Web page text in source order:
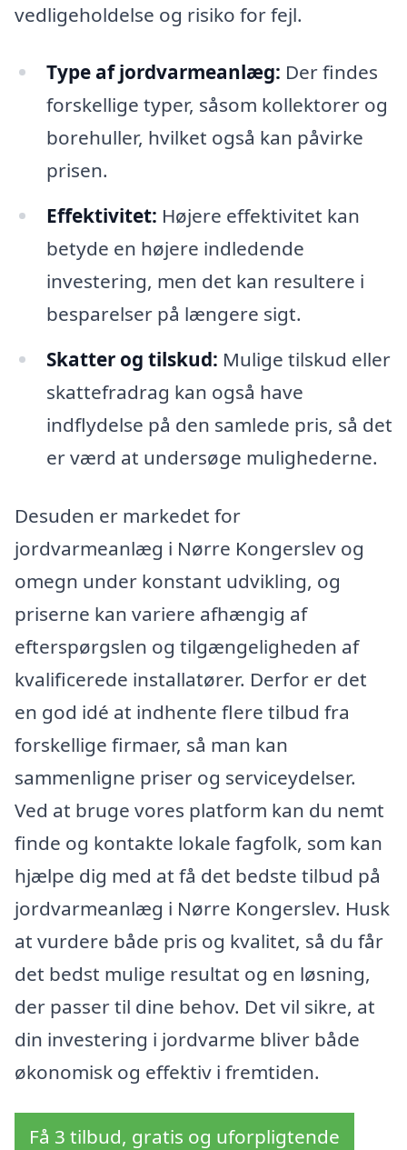
vedligeholdelse og risiko for fejl.
Type af jordvarmeanlæg: Der findes
forskellige typer, såsom kollektorer og
borehuller, hvilket også kan påvirke
prisen.
Effektivitet: Højere effektivitet kan
betyde en højere indledende
investering, men det kan resultere i
besparelser på længere sigt.
Skatter og tilskud: Mulige tilskud eller
skattefradrag kan også have
indflydelse på den samlede pris, så det
er værd at undersøge mulighederne.
Desuden er markedet for
jordvarmeanlæg i Nørre Kongerslev og
omegn under konstant udvikling, og
priserne kan variere afhængig af
efterspørgslen og tilgængeligheden af
kvalificerede installatører. Derfor er det
en god idé at indhente flere tilbud fra
forskellige firmaer, så man kan
sammenligne priser og serviceydelser.
Ved at bruge vores platform kan du nemt
finde og kontakte lokale fagfolk, som kan
hjælpe dig med at få det bedste tilbud på
jordvarmeanlæg i Nørre Kongerslev. Husk
at vurdere både pris og kvalitet, så du får
det bedst mulige resultat og en løsning,
der passer til dine behov. Det vil sikre, at
din investering i jordvarme bliver både
økonomisk og effektiv i fremtiden.
Få 3 tilbud, gratis og uforpligtende